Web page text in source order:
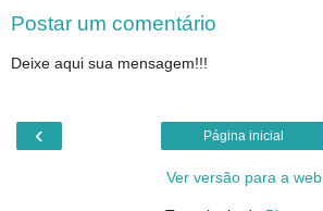
Postar um comentário
Deixe aqui sua mensagem!!!
‹ Página inicial
Ver versão para a web